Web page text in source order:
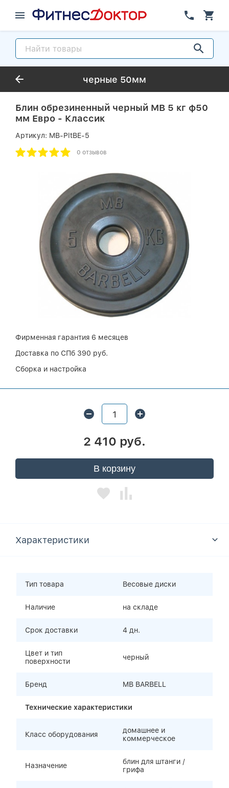
черные 50мм
Блин обрезиненный черный MB 5 кг ф50
мм Евро - Классик
Артикул: MB-PltBE-5
0 отзывов
Фирменная гарантия 6 месяцев
Доставка по СПб 390 руб.
Сборка и настройка
2 410 руб.
В корзину
Характеристики
Тип товара Весовые диски
Наличие на складе
Срок доставки 4 дн.
Цвет и тип
поверхности
черный
Бренд MB BARBELL
Технические характеристики
Класс оборудования
домашнее и
коммерческое
Назначение
блин для штанги /
грифа